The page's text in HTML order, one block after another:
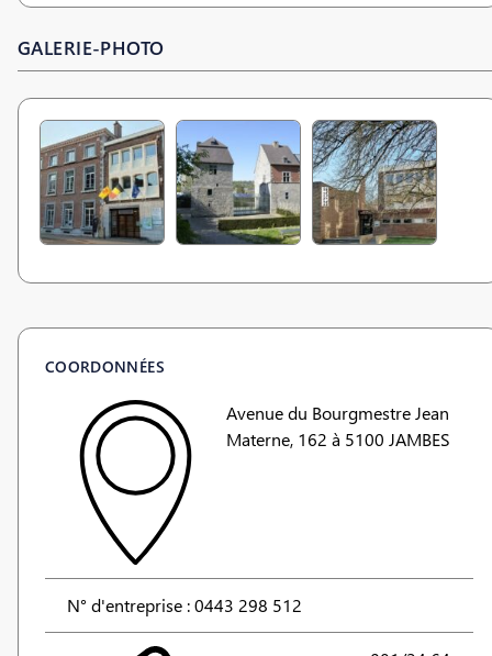
GALERIE-PHOTO
COORDONNÉES
Avenue du Bourgmestre Jean
Materne, 162 à 5100 JAMBES
N° d'entreprise : 0443 298 512